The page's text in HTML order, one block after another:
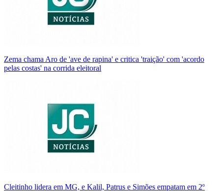
Zema chama Aro de 'ave de rapina' e critica 'traição' com 'acordo
pelas costas' na corrida eleitoral
Cleitinho lidera em MG, e Kalil, Patrus e Simões empatam em 2º